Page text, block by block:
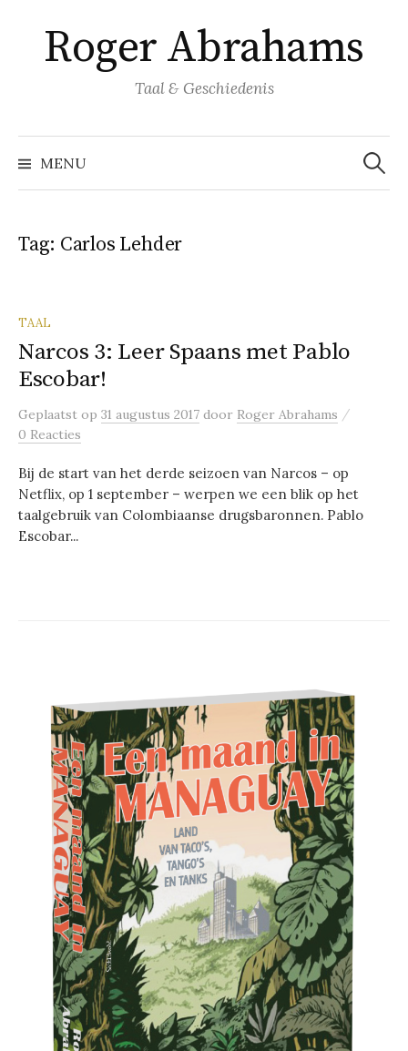
inhoud
springen
Roger Abrahams
Taal & Geschiedenis
MENU
Zoeken
naar:
Tag: Carlos Lehder
TAAL
Narcos 3: Leer Spaans met Pablo
Escobar!
Geplaatst op 31 augustus 2017 door Roger Abrahams /
0 Reacties
Bij de start van het derde seizoen van Narcos – op
Netflix, op 1 september – werpen we een blik op het
taalgebruik van Colombiaanse drugsbaronnen. Pablo
Escobar...